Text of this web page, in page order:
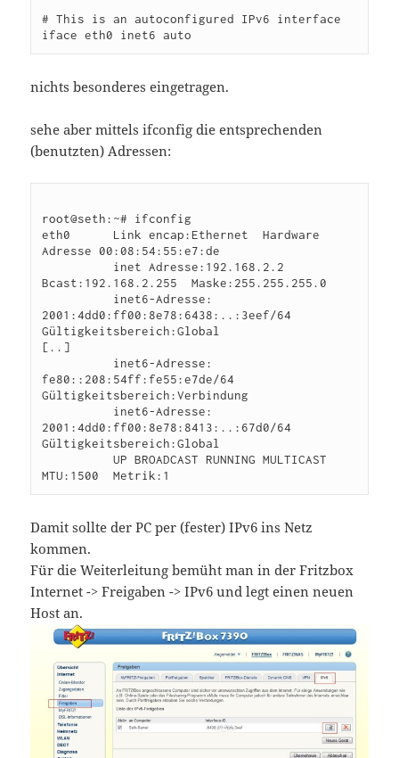
# This is an autoconfigured IPv6 interface
nichts besonderes eingetragen.
sehe aber mittels ifconfig die entsprechenden
(benutzten) Adressen:
root@seth:~# ifconfig
eth0      Link encap:Ethernet  Hardware
Adresse 00:08:54:55:e7:de
Bcast:192.168.2.255  Maske:255.255.255.0
2001:4dd0:ff00:8e78:6438:..:3eef/64
Gültigkeitsbereich:Global
[..]
fe80::208:54ff:fe55:e7de/64
Gültigkeitsbereich:Verbindung
2001:4dd0:ff00:8e78:8413:..:67d0/64
Gültigkeitsbereich:Global
          UP BROADCAST RUNNING MULTICAST
Damit sollte der PC per (fester) IPv6 ins Netz
kommen.
Für die Weiterleitung bemüht man in der Fritzbox
Internet -> Freigaben -> IPv6 und legt einen neuen
Host an.